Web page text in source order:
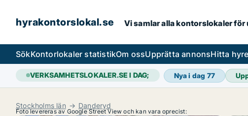
hyrakontorslokal.se Vi samlar alla kontorslokaler
SökKontorlokaler statistikOm ossUpprätta annonsHitta
VERKSAMHETSLOKALER.SE I DAG; Nya i dag 77
Stockholms län Danderyd
Foto levereras av Google Street View och kan vara oprecist: